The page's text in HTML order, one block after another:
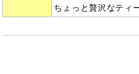
ちょっと贅沢なティ